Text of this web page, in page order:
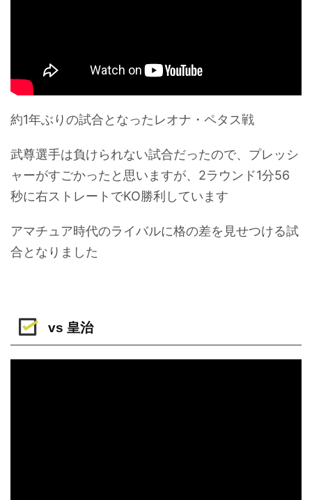
約1年ぶりの試合となったレオナ・ペタス戦
武尊選手は負けられない試合だったので、プレッシ
ャーがすごかったと思いますが、2ラウンド1分56
秒に右ストレートでKO勝利しています
アマチュア時代のライバルに格の差を見せつける試
合となりました
vs 皇治